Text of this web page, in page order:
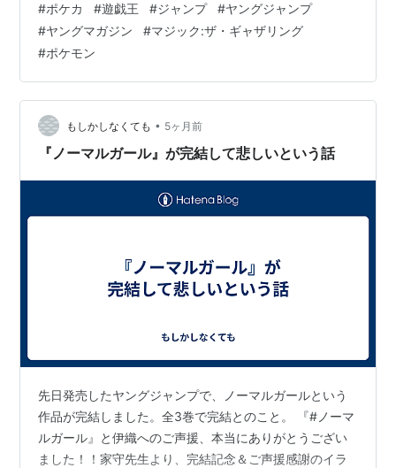
ンプできます。 ※スマホの方は→横スクロールで表示で
きます。 ショップ名 即日発送 後払い対応 特徴・注目ポ
イント AMNIBUS（アムニバス） ◎（最短翌日） ◎（後
払い.com） アムにバスは、ラブライブ！サンシャイン!!
をはじめ、名探偵コナン、ペルソナ５など140以上…
#ポケカ #遊戯王 #ジャンプ #ヤングジャンプ
#ヤングマガジン #マジック:ザ・ギャザリング
#ポケモン
もしかしなくても • 5ヶ月前
『ノーマルガール』が完結して悲しいという話
先日発売したヤングジャンプで、ノーマルガールという
作品が完結しました。全3巻で完結とのこと。 『#ノーマ
ルガール』と伊織へのご声援、本当にありがとうござい
ました！！家守先生より、完結記念＆ご声援感謝のイラ